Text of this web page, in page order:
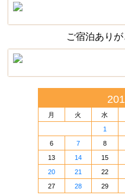
ご宿泊あり
月 火 水
1
6
7 8
13
14 15
20
21 22
27
28 29